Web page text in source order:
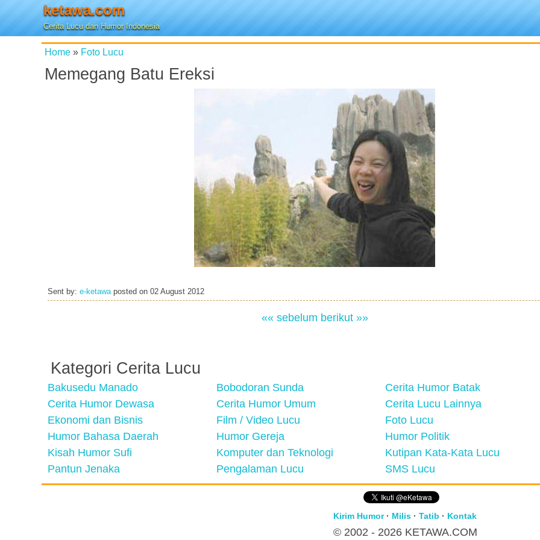
ketawa.com
Cerita Lucu dan Humor Indonesia
Home » Foto Lucu
Memegang Batu Ereksi
Sent by: e-ketawaposted on 02 August 2012
«« sebelum berikut »»
Kategori Cerita Lucu
Bakusedu Manado Bobodoran Sunda
Cerita Humor Batak
Cerita Humor Dewasa
Cerita Humor Umum
Cerita Lucu Lainnya
Ekonomi dan Bisnis
Film / Video Lucu
Foto Lucu
Humor Bahasa Daerah
Humor Gereja
Humor Politik
Kisah Humor Sufi
Komputer dan Teknologi
Kutipan Kata-Kata Lucu
Pantun Jenaka
Pengalaman Lucu SMS Lucu
Kirim Humor· Milis · Tatib · Kontak
© 2002 - 2026 KETAWA.COM